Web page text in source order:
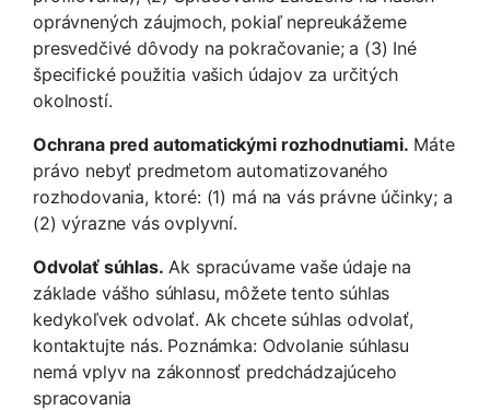
oprávnených záujmoch, pokiaľ nepreukážeme
presvedčivé dôvody na pokračovanie; a (3) Iné
špecifické použitia vašich údajov za určitých
okolností.
Ochrana pred automatickými rozhodnutiami. Máte
právo nebyť predmetom automatizovaného
rozhodovania, ktoré: (1) má na vás právne účinky; a
(2) výrazne vás ovplyvní.
Odvolať súhlas. Ak spracúvame vaše údaje na
základe vášho súhlasu, môžete tento súhlas
kedykoľvek odvolať. Ak chcete súhlas odvolať,
kontaktujte nás. Poznámka: Odvolanie súhlasu
nemá vplyv na zákonnosť predchádzajúceho
spracovania